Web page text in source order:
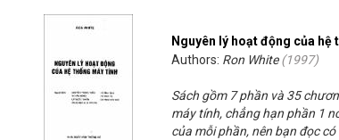
Nguyên lý hoạt động của hệ
Authors: Ron White(1997)
Sách gồm 7 phần và 35
máy tính, chẳng hạn phần 1
của mỗi phần, nên bạn đọc